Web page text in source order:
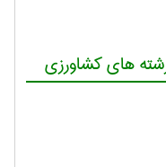
های کشاورزی